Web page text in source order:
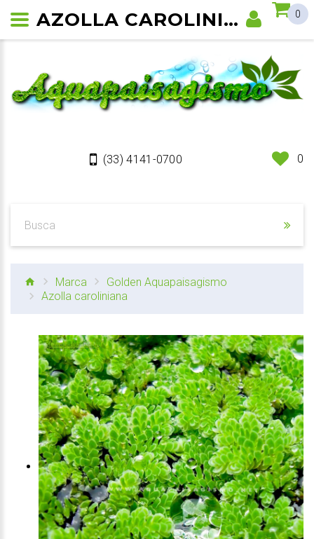
(33) 4141-0700 0
0
Marca
Golden Aquapaisagismo
Azolla caroliniana
AZOLLA CAROLINIANA PLANTA DE AQUÁRIO E LAGO